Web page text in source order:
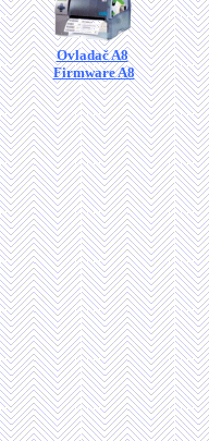
Ovladač A8
Firmware A8